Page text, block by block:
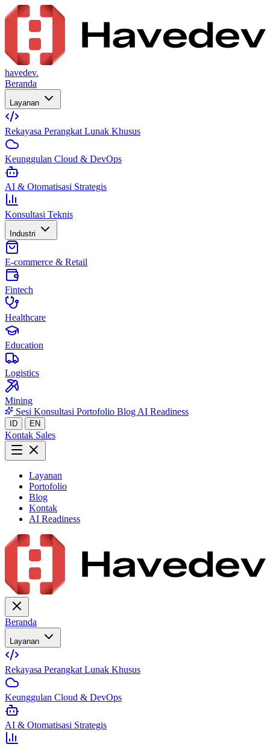
havedev.
Beranda
Layanan
Rekayasa Perangkat Lunak Khusus
Keunggulan Cloud & DevOps
AI & Otomatisasi Strategis
Konsultasi Teknis
Industri
E-commerce & Retail
Fintech
Healthcare
Education
Logistics
Mining
Sesi Konsultasi Portofolio Blog AI Readiness
ID EN
Kontak Sales
Layanan
Portofolio
Blog
Kontak
AI Readiness
Beranda
Layanan
Rekayasa Perangkat Lunak Khusus
Keunggulan Cloud & DevOps
AI & Otomatisasi Strategis